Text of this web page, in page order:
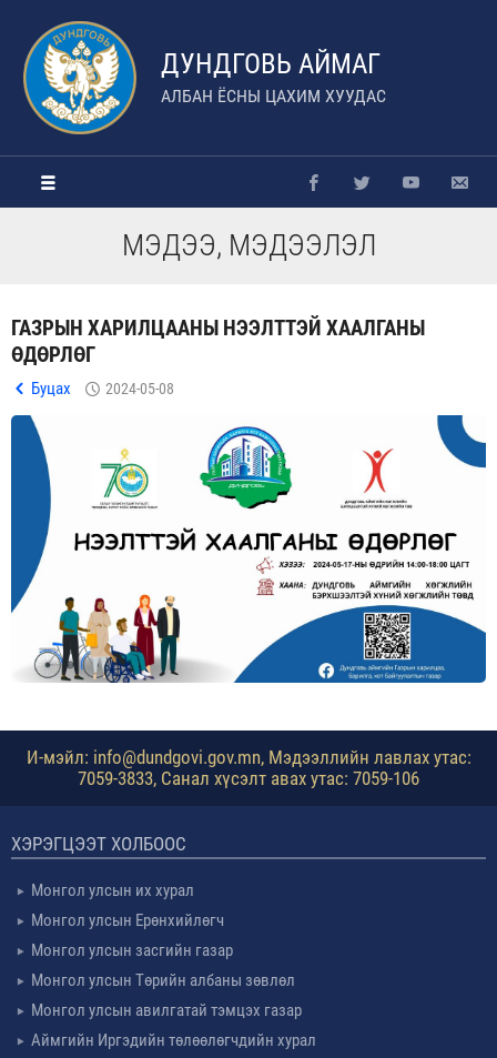
ДУНДГОВЬ АЙМАГ
АЛБАН ЁСНЫ ЦАХИМ ХУУДАС
МЭДЭЭ, МЭДЭЭЛЭЛ
ГАЗРЫН ХАРИЛЦААНЫ НЭЭЛТТЭЙ ХААЛГАНЫ
ӨДӨРЛӨГ
Буцах 2024-05-08
И-мэйл: info@dundgovi.gov.mn, Мэдээллийн лавлах утас:
7059-3833, Санал хүсэлт авах утас: 7059-106
ХЭРЭГЦЭЭТ ХОЛБООС
Монгол улсын их хурал
Монгол улсын Ерөнхийлөгч
Монгол улсын засгийн газар
Монгол улсын Төрийн албаны зөвлөл
Монгол улсын авилгатай тэмцэх газар
Аймгийн Иргэдийн төлөөлөгчдийн хурал